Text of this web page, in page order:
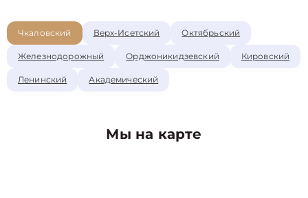
Чкаловский Верх-Исетский Октябрьский
Железнодорожный Орджоникидзевский Кировский
Ленинский Академический
Мы на карте